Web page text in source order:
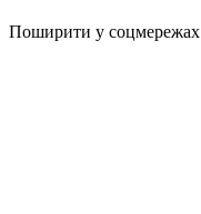
Поширити у соцмережах